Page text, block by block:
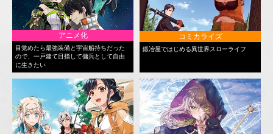
アニメ化
目覚めたら最強装備と宇宙船持ちだった
ので、一戸建て目指して傭兵として自由
に生きたい
コミカライズ
鍛冶屋ではじめる異世界スローライフ